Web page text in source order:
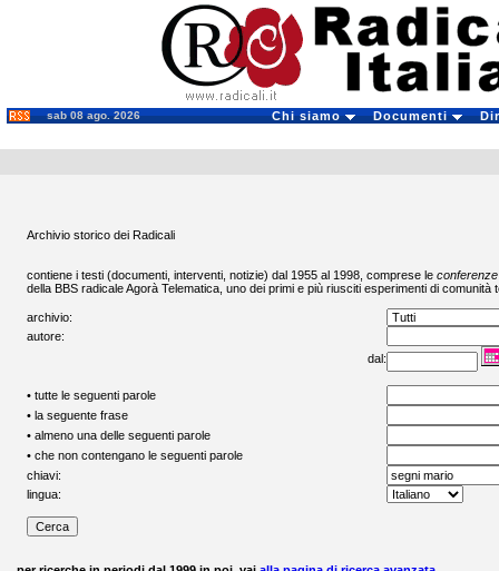
sab 08 ago. 2026 Chi siamo Documenti
Archivio storico dei Radicali
contiene i testi (documenti, interventi, notizie) dal 1955 al 1998, comprese le conferenze
della BBS radicaleAgorà Telematica , uno dei primi e più riusciti esperimenti di comunità
archivio:
autore:
dal:
• tutte le seguenti parole
• la seguente frase
• almeno una delle seguenti parole
• che non contengano le seguenti parole
chiavi:
lingua: